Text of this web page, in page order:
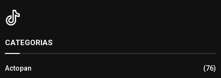
CATEGORIAS
Actopan
(76)